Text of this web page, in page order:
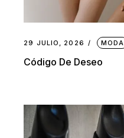
29 JULIO, 2026 MODA
Código De Deseo